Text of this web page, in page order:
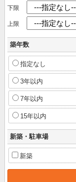
下限
上限
築年数
指定なし
3年以内
7年以内
15年以内
新築・駐車場
新築